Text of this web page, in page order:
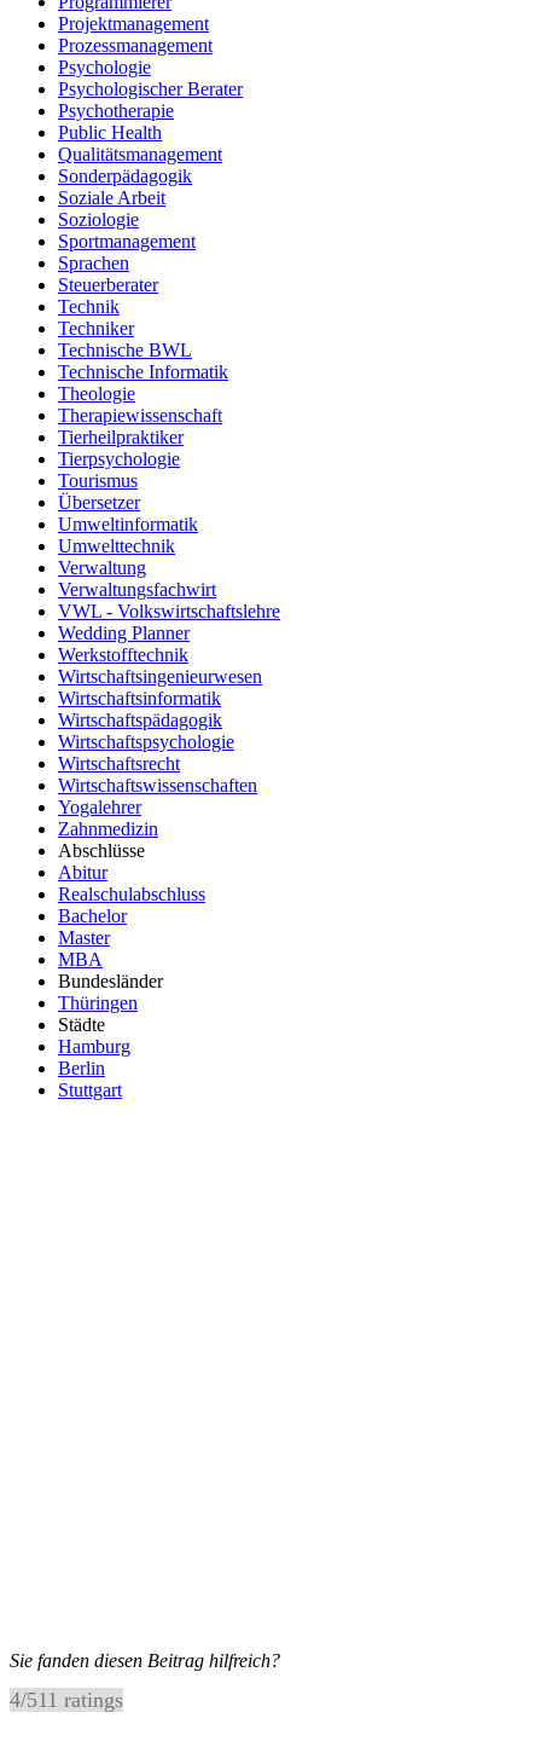
Projektmanagement
Prozessmanagement
Psychologie
Psychologischer Berater
Psychotherapie
Public Health
Qualitätsmanagement
Sonderpädagogik
Soziale Arbeit
Soziologie
Sportmanagement
Sprachen
Steuerberater
Technik
Techniker
Technische BWL
Technische Informatik
Theologie
Therapiewissenschaft
Tierheilpraktiker
Tierpsychologie
Tourismus
Übersetzer
Umweltinformatik
Umwelttechnik
Verwaltung
Verwaltungsfachwirt
VWL - Volkswirtschaftslehre
Wedding Planner
Werkstofftechnik
Wirtschaftsingenieurwesen
Wirtschaftsinformatik
Wirtschaftspädagogik
Wirtschaftspsychologie
Wirtschaftsrecht
Wirtschaftswissenschaften
Yogalehrer
Zahnmedizin
Abschlüsse
Abitur
Realschulabschluss
Bachelor
Master
MBA
Bundesländer
Thüringen
Städte
Hamburg
Berlin
Stuttgart
Sie fanden diesen Beitrag hilfreich?
4/511 ratings